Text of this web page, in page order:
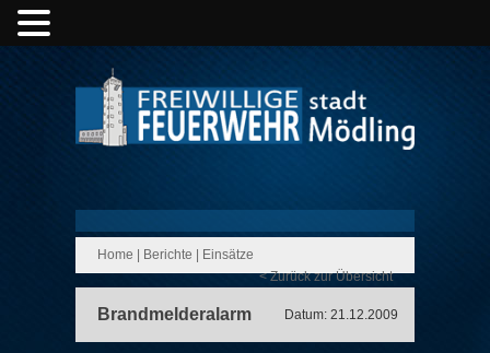
Home Berichte
Einsätze
< Zurück zur Übersicht
Brandmelderalarm Datum: 21.12.2009